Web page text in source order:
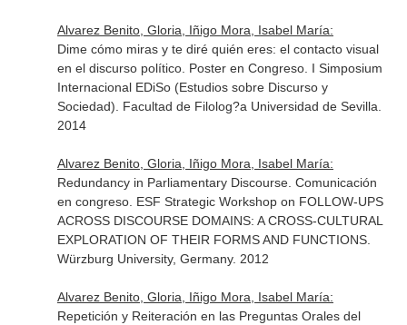
Alvarez Benito, Gloria, Iñigo Mora, Isabel María:
Dime cómo miras y te diré quién eres: el contacto visual
en el discurso político. Poster en Congreso. I Simposium
Internacional EDiSo (Estudios sobre Discurso y
Sociedad). Facultad de Filolog?a Universidad de Sevilla.
2014
Alvarez Benito, Gloria, Iñigo Mora, Isabel María:
Redundancy in Parliamentary Discourse. Comunicación
en congreso. ESF Strategic Workshop on FOLLOW-UPS
ACROSS DISCOURSE DOMAINS: A CROSS-CULTURAL
EXPLORATION OF THEIR FORMS AND FUNCTIONS.
Würzburg University, Germany. 2012
Alvarez Benito, Gloria, Iñigo Mora, Isabel María:
Repetición y Reiteración en las Preguntas Orales del